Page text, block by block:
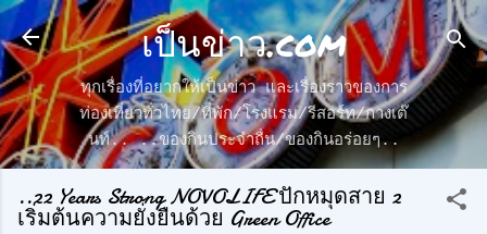
ข้ามไปที่เนื้อหาหลัก
เป็นข่าว.com
ทุกเรื่องที่อยากให้เป็นข่าว และเรื่องราวของการ
ท่องเที่ยวทั่วไทย/ที่พัก/โรงแรม/รีสอร์ท/กางเต๊
นท์.. ..ของกินประจำถื่น/ของกินอร่อยๆ..
..22 Years Strong NOVOLIFE ปักหมุดสาย 2
เริ่มต้นความยั่งยืนด้วย Green Office